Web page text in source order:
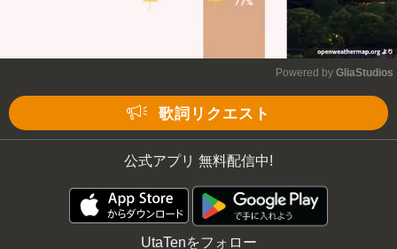
Powered by GliaStudios
歌詞リクエスト
公式アプリ 無料配信中!
UtaTenをフォロー